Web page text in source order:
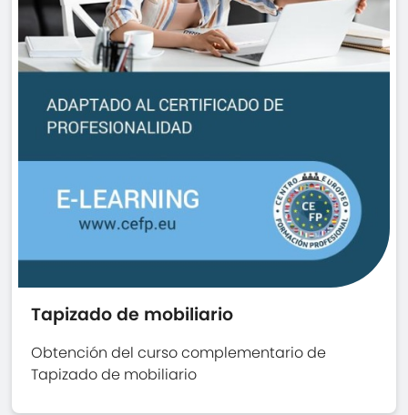
Tapizado de mobiliario
Obtención del curso complementario de
Tapizado de mobiliario